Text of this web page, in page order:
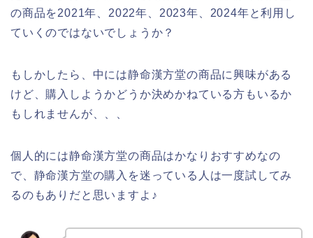
の商品を2021年、2022年、2023年、2024年と利用し
ていくのではないでしょうか？
もしかしたら、中には静命漢方堂の商品に興味がある
けど、購入しようかどうか決めかねている方もいるか
もしれませんが、、、
個人的には静命漢方堂の商品はかなりおすすめなの
で、静命漢方堂の購入を迷っている人は一度試してみ
るのもありだと思いますよ♪